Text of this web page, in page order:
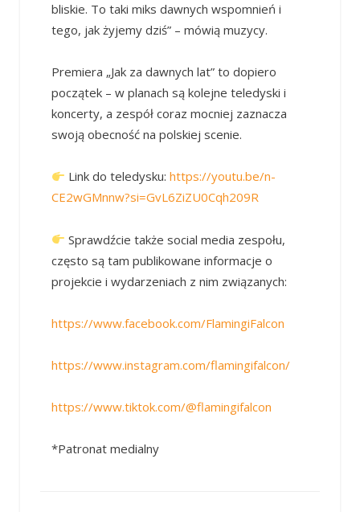
bliskie. To taki miks dawnych wspomnień i
tego, jak żyjemy dziś” – mówią muzycy.
Premiera „Jak za dawnych lat” to dopiero
początek – w planach są kolejne teledyski i
koncerty, a zespół coraz mocniej zaznacza
swoją obecność na polskiej scenie.
Link do teledysku: https://youtu.be/n-
CE2wGMnnw?si=GvL6ZiZU0Cqh209R
Sprawdźcie także social media zespołu,
często są tam publikowane informacje o
projekcie i wydarzeniach z nim związanych:
https://www.facebook.com/FlamingiFalcon
https://www.instagram.com/flamingifalcon/
https://www.tiktok.com/@flamingifalcon
*Patronat medialny